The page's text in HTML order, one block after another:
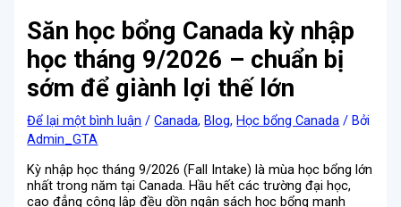
Săn học bổng Canada kỳ nhập
học tháng 9/2026 – chuẩn bị
sớm để giành lợi thế lớn
Để lại một bình luận /Canada,Blog,Học bổng Canada / Bởi
Admin_GTA
Kỳ nhập học tháng 9/2026 (Fall Intake) là mùa học bổng lớn
nhất trong năm tại Canada. Hầu hết các trường đại học,
cao đẳng công lập đều dồn ngân sách học bổng mạnh